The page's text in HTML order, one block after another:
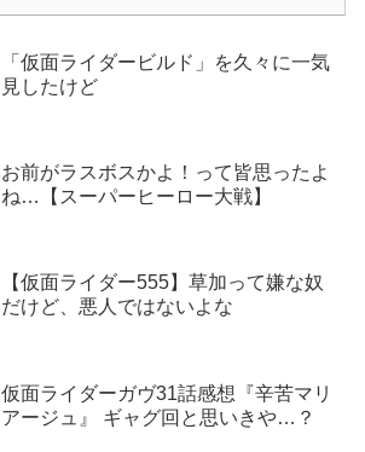
「仮面ライダービルド」を久々に一気
見したけど
お前がラスボスかよ！って皆思ったよ
ね…【スーパーヒーロー大戦】
【仮面ライダー555】草加って嫌な奴
だけど、悪人ではないよな
仮面ライダーガヴ31話感想『辛苦マリ
アージュ』 ギャグ回と思いきや…？